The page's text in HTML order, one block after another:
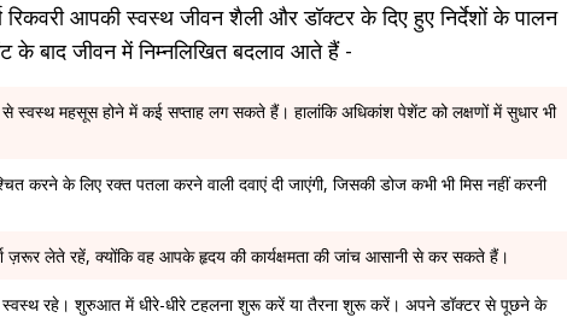
रिकवरी आपकी स्वस्थ जीवन शैली और डॉक्टर के दिए हुए निर्देशों के पालन
के बाद जीवन में निम्नलिखित बदलाव आते हैं -
स्वस्थ महसूस होने में कई सप्ताह लग सकते हैं। हालांकि अधिकांश पेशेंट को लक्षणों में सुधार भी
करने के लिए रक्त पतला करने वाली दवाएं दी जाएंगी, जिसकी डोज कभी भी मिस नहीं करनी
ज़रूर लेते रहें, क्योंकि वह आपके हृदय की कार्यक्षमता की जांच आसानी से कर सकते हैं।
रहे। शुरुआत में धीरे-धीरे टहलना शुरू करें या तैरना शुरू करें। अपने डॉक्टर से पूछने के